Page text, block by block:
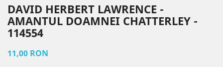
DAVID HERBERT LAWRENCE -
AMANTUL DOAMNEI CHATTERLEY -
114554
11,00 RON